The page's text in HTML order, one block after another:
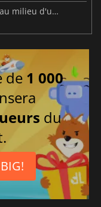
Expedition 33 perd ses récompenses au milieu d'une intense controverse sur l'IA
de 1 000
du